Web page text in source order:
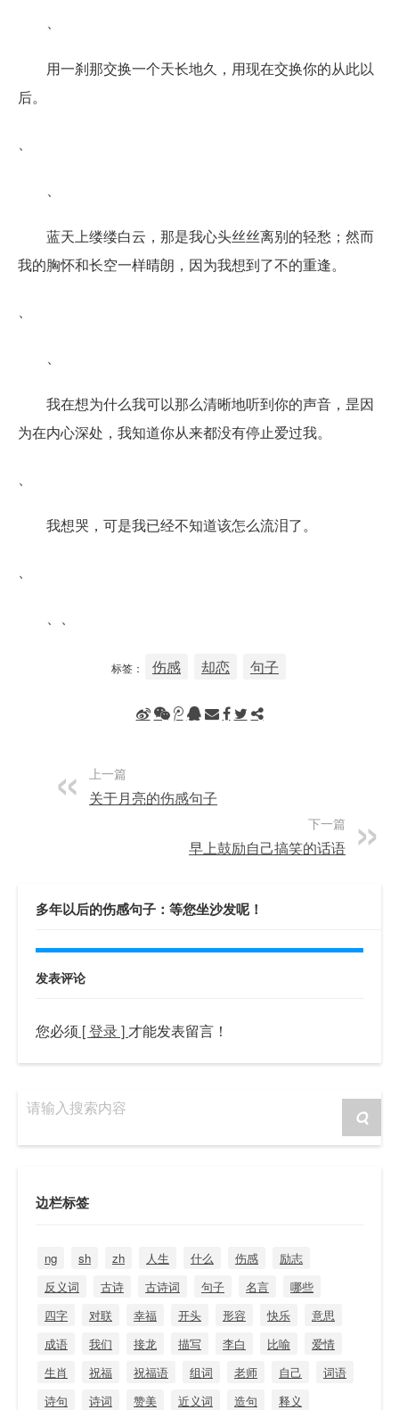
用一刹那交换一个天长地久，用现在交换你的从此以
后。
蓝天上缕缕白云，那是我心头丝丝离别的轻愁；然而
我的胸怀和长空一样晴朗，因为我想到了不的重逢。
我在想为什么我可以那么清晰地听到你的声音，昰因
为在内心深处，我知道你从来都没有停止爱过我。
我想哭，可是我已经不知道该怎么流泪了。
标签： 伤感 却恋 句子
上一篇
关于月亮的伤感句子
下一篇
早上鼓励自己搞笑的话语
多年以后的伤感句子：等您坐沙发呢！
发表评论
您必须 [ 登录 ] 才能发表留言！
请输入搜索内容
边栏标签
ng sh zh 人生 什么 伤感
励志
反义词
古诗 古诗词 句子 名言
哪些
四字
对联 幸福 开头 形容 快乐
意思
成语
我们 接龙 描写 李白 比喻
爱情
生肖
祝福 祝福语 组词 老师 自己
词语
诗句
诗词 赞美 近义词 造句 释义